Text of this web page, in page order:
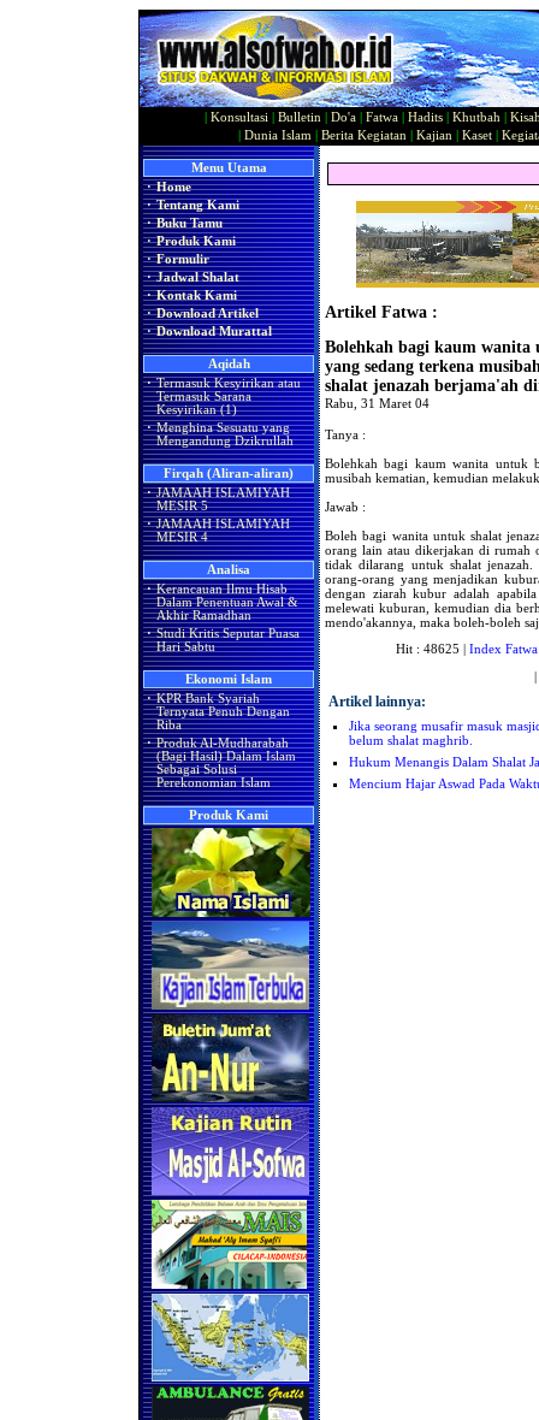
Konsultasi Bulletin Do'a Fatwa Hadits Khutbah
Dunia Islam Berita Kegiatan Kajian Kaset|
Menu Utama
· Home
· Tentang Kami
· Buku Tamu
· Produk Kami
· Formulir
· Jadwal Shalat
· Kontak Kami
· Download Artikel
· Download Murattal
Aqidah
· Termasuk Kesyirikan atau
Termasuk Sarana
Kesyirikan (1)
· Menghina Sesuatu yang
Mengandung Dzikrullah
Firqah (Aliran-aliran)
· JAMAAH ISLAMIYAH
MESIR 5
· JAMAAH ISLAMIYAH
MESIR 4
Analisa
· Kerancauan Ilmu Hisab
Dalam Penentuan Awal &
Akhir Ramadhan
· Studi Kritis Seputar Puasa
Hari Sabtu
Ekonomi Islam
· KPR Bank Syariah
Ternyata Penuh Dengan
Riba
· Produk Al-Mudharabah
(Bagi Hasil) Dalam Islam
Sebagai Solusi
Perekonomian Islam
Produk Kami
Artikel Fatwa :
Bolehkah bagi kaum
yang sedang terkena
shalat jenazah berjama'ah
Rabu, 31 Maret 04
Tanya :
Bolehkah bagi kaum wanita untuk
musibah kematian, kemudian
Jawab :
Boleh bagi wanita untuk shalat
orang lain atau dikerjakan di rumah
tidak dilarang untuk shalat
orang-orang yang menjadikan
dengan ziarah kubur adalah
melewati kuburan, kemudian dia
mendo'akannya, maka boleh-boleh
Hit : 48625 | Index Fatwa
|
Artikel lainnya:
Jika seorang musafir masuk
belum shalat maghrib.
Hukum Menangis Dalam Shalat
Mencium Hajar Aswad Pada